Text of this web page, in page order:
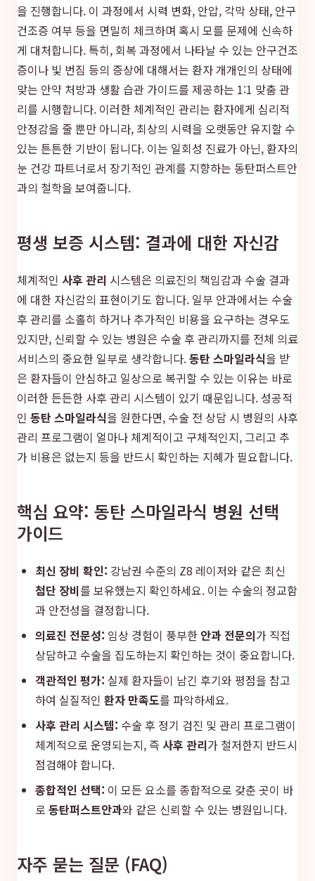
을 진행합니다. 이 과정에서 시력 변화, 안압, 각막 상태, 안구
건조증 여부 등을 면밀히 체크하며 혹시 모를 문제에 신속하
게 대처합니다. 특히, 회복 과정에서 나타날 수 있는 안구건조
증이나 빛 번짐 등의 증상에 대해서는 환자 개개인의 상태에
맞는 안약 처방과 생활 습관 가이드를 제공하는 1:1 맞춤 관
리를 시행합니다. 이러한 체계적인 관리는 환자에게 심리적
안정감을 줄 뿐만 아니라, 최상의 시력을 오랫동안 유지할 수
있는 튼튼한 기반이 됩니다. 이는 일회성 진료가 아닌, 환자의
눈 건강 파트너로서 장기적인 관계를 지향하는 동탄퍼스트안
과의 철학을 보여줍니다.
평생 보증 시스템: 결과에 대한 자신감
체계적인 사후 관리 시스템은 의료진의 책임감과 수술 결과
에 대한 자신감의 표현이기도 합니다. 일부 안과에서는 수술
후 관리를 소홀히 하거나 추가적인 비용을 요구하는 경우도
있지만, 신뢰할 수 있는 병원은 수술 후 관리까지를 전체 의료
서비스의 중요한 일부로 생각합니다.동탄 스마일라식을 받
은 환자들이 안심하고 일상으로 복귀할 수 있는 이유는 바로
이러한 든든한 사후 관리 시스템이 있기 때문입니다. 성공적
인 동탄 스마일라식을 원한다면, 수술 전 상담 시 병원의 사후
관리 프로그램이 얼마나 체계적이고 구체적인지, 그리고 추
가 비용은 없는지 등을 반드시 확인하는 지혜가 필요합니다.
핵심 요약: 동탄 스마일라식 병원 선택
가이드
최신 장비 확인: 강남권 수준의 Z8 레이저와 같은 최신
첨단 장비를 보유했는지 확인하세요. 이는 수술의 정교함
과 안전성을 결정합니다.
의료진 전문성: 임상 경험이 풍부한 안과 전문의가 직접
상담하고 수술을 집도하는지 확인하는 것이 중요합니다.
객관적인 평가: 실제 환자들이 남긴 후기와 평점을 참고
하여 실질적인 환자 만족도를 파악하세요.
사후 관리 시스템: 수술 후 정기 검진 및 관리 프로그램이
체계적으로 운영되는지, 즉 사후 관리가 철저한지 반드시
점검해야 합니다.
종합적인 선택: 이 모든 요소를 종합적으로 갖춘 곳이 바
로 동탄퍼스트안과와 같은 신뢰할 수 있는 병원입니다.
자주 묻는 질문 (FAQ)